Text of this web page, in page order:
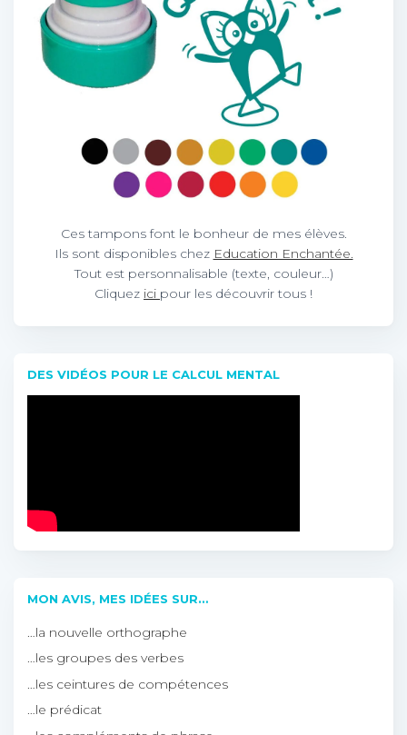
Ces tampons font le bonheur de mes élèves.
Ils sont disponibles chez Education Enchantée.
Tout est personnalisable (texte, couleur…)
Cliquez ici pour les découvrir tous !
DES VIDÉOS POUR LE CALCUL MENTAL
MON AVIS, MES IDÉES SUR…
…la nouvelle orthographe
…les groupes des verbes
…les ceintures de compétences
…le prédicat